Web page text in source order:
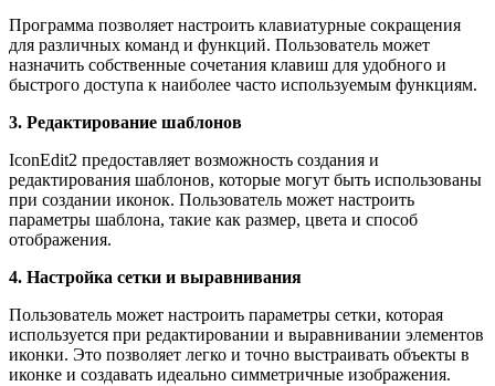
Программа позволяет настроить клавиатурные сокращения
для различных команд и функций. Пользователь может
назначить собственные сочетания клавиш для удобного и
быстрого доступа к наиболее часто используемым функциям.
3. Редактирование шаблонов
IconEdit2 предоставляет возможность создания и
редактирования шаблонов, которые могут быть использованы
при создании иконок. Пользователь может настроить
параметры шаблона, такие как размер, цвета и способ
отображения.
4. Настройка сетки и выравнивания
Пользователь может настроить параметры сетки, которая
используется при редактировании и выравнивании элементов
иконки. Это позволяет легко и точно выстраивать объекты в
иконке и создавать идеально симметричные изображения.